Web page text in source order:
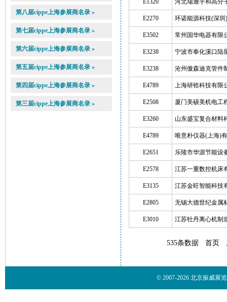
第八届cippe上海参展商名录 »
第七届cippe上海参展商名录 »
第六届cippe上海参展商名录 »
第五届cippe上海参展商名录 »
第四届cippe上海参展商名录 »
第三届cippe上海参展商名录 »
E1320 河北瑞通宇和高分
E2270 环诺能源科技(深
E3502 常州国华电器有限
E3238 宁波市奉化溪口陆
E3238 沧州傲森迪克管件
E4789 上海研锆科技有限
E2508 厦门美硕美机电工
E3260 山东盛宝复合材料
E4789 唯意朴仪器(上海)
E2651 乐陵市华源节能设
E2578 江苏一重数控机床
E3135 江苏金旺智能科技
E2805 无锡大德世纪金属
E3010 江苏牡丹离心机制
535条数据 首页
© 2007-2026 北京振威